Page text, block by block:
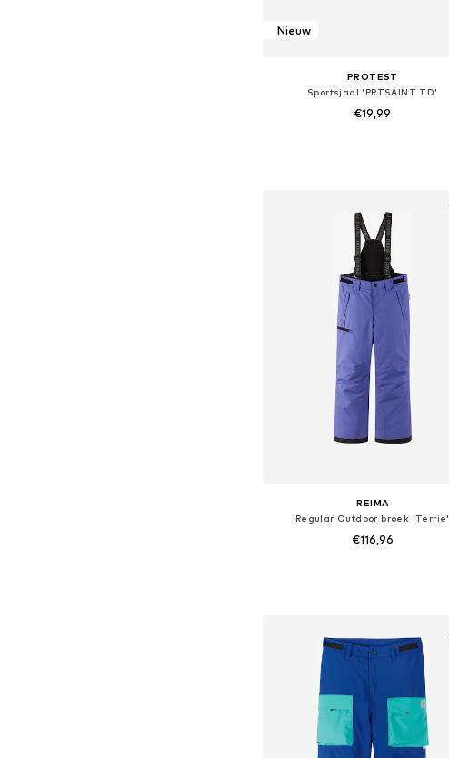
Nieuw
PROTEST
Sportsjaal 'PRTSAINT TD'
€19,99
REIMA
Regular Outdoor broek 'Terrie'
€116,96